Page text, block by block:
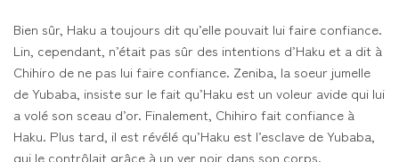
Bien sûr, Haku a toujours dit qu’elle pouvait lui faire confiance.
Lin, cependant, n’était pas sûr des intentions d’Haku et a dit à
Chihiro de ne pas lui faire confiance. Zeniba, la soeur jumelle
de Yubaba, insiste sur le fait qu’Haku est un voleur avide qui lui
a volé son sceau d’or. Finalement, Chihiro fait confiance à
Haku. Plus tard, il est révélé qu’Haku est l’esclave de Yubaba,
qui le contrôlait grâce à un ver noir dans son corps.